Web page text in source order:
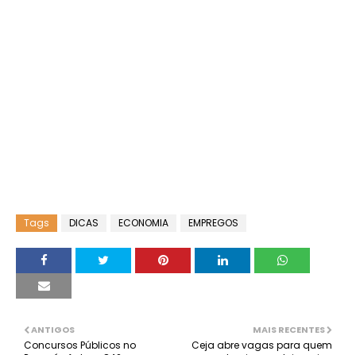
Tags DICAS ECONOMIA EMPREGOS
MAIS RECENTES
Ceja abre vagas para quem
ANTIGOS
Concursos Públicos no